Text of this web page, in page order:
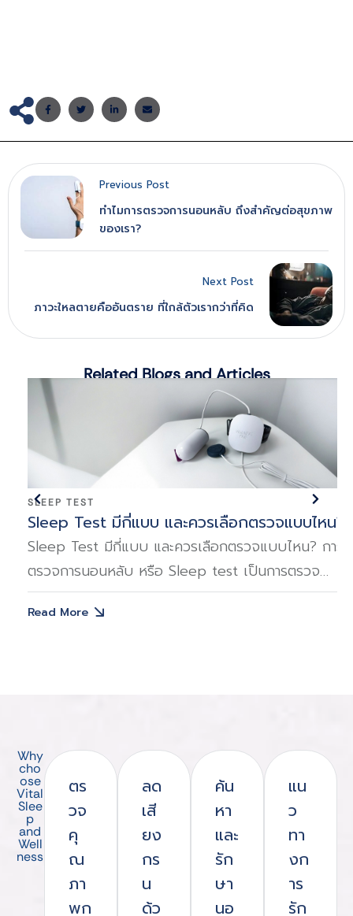
Previous Post
ทำไมการตรวจการนอนหลับ ถึงสำคัญต่อสุขภาพ
ของเรา?
Next Post
ภาวะใหลตายคืออันตราย ที่ใกล้ตัวเรากว่าที่คิด
Related Blogs and Articles
SLEEP TEST
Sleep Test มีกี่แบบ และควรเลือกตรวจแบบไหน?
Sleep Test มีกี่แบบ และควรเลือกตรวจแบบไหน? การ
ตรวจการนอนหลับ หรือ Sleep test เป็นการตรวจ
ทดสอบเพื่อประเมินสภาพการนอนของเรา ตรวจหา
ปัญหาการนอนหลับและภาวะหยุดหายใจขณะหลับ โดย
เฝ้าตลอดคืนการตรวจนี้เป็นการทดสอบการนอนหลับที่
ละเอียดและสมบูรณ์ที่สุด โดยมีการวัดคลื่นไฟฟ้าสมอง,
คลื่นไฟฟ้ากล้ามเนื้อ, การเคลื่อนไหวของลูกตาและใต้คาง,
คลื่นไฟฟ้าหัวใจ, การวัดระดับออกซิเจนในเลือด และการ
ตรวจวัดลมหายใจ ขณะทดสอบมีเจ้าหน้าที่คอยเฝ้าดู
ตลอดทั้งคืน มักจะทำในโรงพยาบาลหรือสถานพยาบาลที่
Read More
Why
cho
ose
Vital
Slee
p
and
Well
ness
ตร
วจ
คุ
ณ
ภา
พก
ลด
เสี
ยง
กร
น
ด้ว
ค้น
หา
และ
รัก
ษา
นอ
แน
ว
ทา
งก
าร
รัก